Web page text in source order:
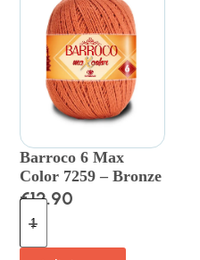
Barroco 6 Max
Color 7259 – Bronze
€12.90